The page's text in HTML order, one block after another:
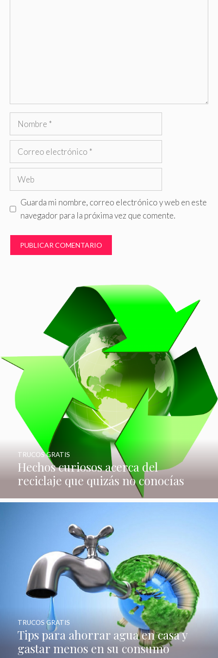
Nombre
Correo
Web
Guarda mi nombre, correo electrónico y web en este
navegador para la próxima vez que comente.
Hechos curiosos acerca del
reciclaje que quizás no conocías
TRUCOS GRATIS
Tips para ahorrar agua en casa y
gastar menos en su consumo
TRUCOS GRATIS